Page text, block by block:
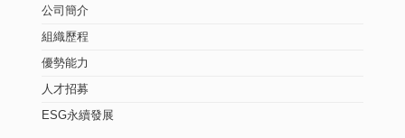
公司簡介
組織歷程
優勢能力
人才招募
ESG永續發展